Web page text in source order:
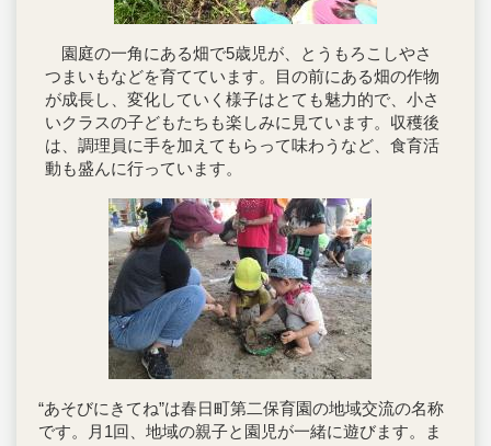
園庭の一角にある畑で5歳児が、とうもろこしやさ
つまいもなどを育てています。目の前にある畑の作物
が成長し、変化していく様子はとても魅力的で、小さ
いクラスの子どもたちも楽しみに見ています。収穫後
は、調理員に手を加えてもらって味わうなど、食育活
動も盛んに行っています。
“あそびにきてね”は春日町第二保育園の地域交流の名称
です。月1回、地域の親子と園児が一緒に遊びます。ま